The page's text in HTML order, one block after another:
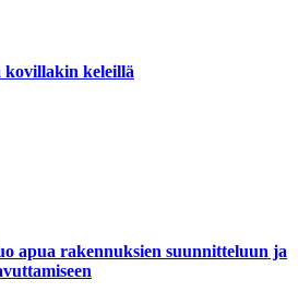
kovillakin keleillä
apua rakennuksien suunnitteluun ja